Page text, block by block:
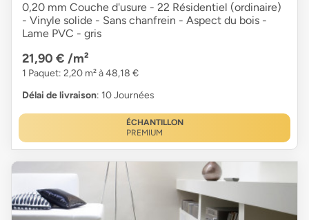
0,20 mm Couche d'usure - 22 Résidentiel (ordinaire)
- Vinyle solide - Sans chanfrein - Aspect du bois -
Lame PVC - gris
21,90 € /m²
1 Paquet: 2,20 m² à 48,18 €
Délai de livraison: 10 Journées
ÉCHANTILLON
PREMIUM